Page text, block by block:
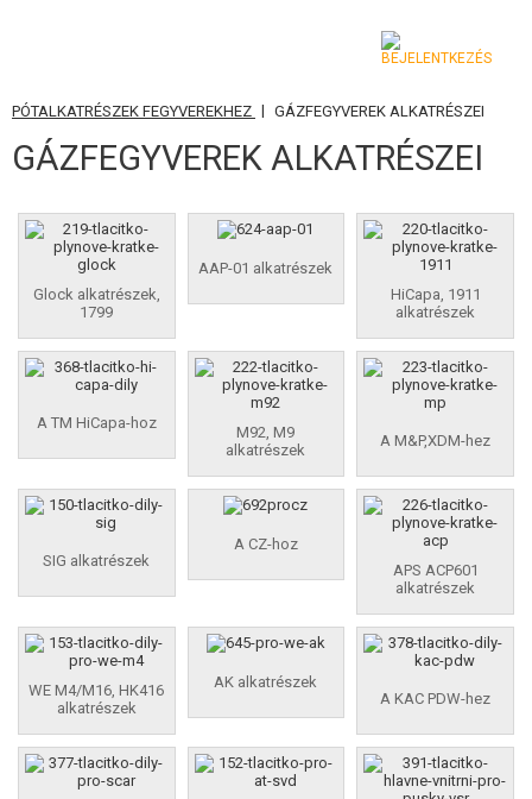
KATEGÓRIA
AIRSOFT FEGYVEREK
LÉGFEGYVEREK, CSÚZLIK
GRÁNÁTVETŐK, GRÁNÁTOK
AKKUMULÁTOROK, TÖLTŐK
SZEMÜVEGEK, MASZKOK
FELSZERELÉS, EGYENRUHA, TOKOK
ÁLCÁZÁS, FESTÉK, SZALAG
RÁDIÓS, FEJHALLGATÓ, KAMERÁK
KIEGÉSZÍTŐK, HORDSZÍJAK
PÓTALKATRÉSZEK FEGYVEREKHEZ
PÓTALKATRÉSZEK FEGYVEREKHEZ | GÁZFEGYVEREK ALKATRÉSZEI
GÁZFEGYVEREK ALKATRÉSZEI
Glock alkatrészek,
1799
AAP-01 alkatrészek
HiCapa, 1911
alkatrészek
A TM HiCapa-hoz
M92, M9
alkatrészek
A M&P,XDM-hez
SIG alkatrészek
A CZ-hoz
APS ACP601
alkatrészek
WE M4/M16, HK416
alkatrészek
AK alkatrészek
A KAC PDW-hez